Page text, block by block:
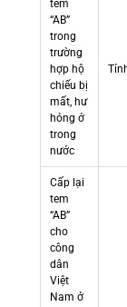
tem
“AB”
trong
trường
hợp hộ
chiếu bị
mất, hư
hỏng ở
trong
nước
Cấp lại
tem
“AB”
cho
công
dân
Việt
Nam ở